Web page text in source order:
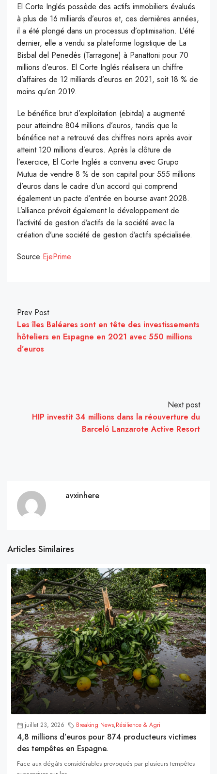
El Corte Inglés possède des actifs immobiliers évalués
à plus de 16 milliards d’euros et, ces dernières années,
il a été plongé dans un processus d’optimisation. L’été
dernier, elle a vendu sa plateforme logistique de La
Bisbal del Penedès (Tarragone) à Panattoni pour 70
millions d’euros. El Corte Inglés réalisera un chiffre
d’affaires de 12 milliards d’euros en 2021, soit 18 % de
moins qu’en 2019.
Le bénéfice brut d’exploitation (ebitda) a augmenté
pour atteindre 804 millions d’euros, tandis que le
bénéfice net a retrouvé des chiffres noirs après avoir
atteint 120 millions d’euros. Après la clôture de
l’exercice, El Corte Inglés a convenu avec Grupo
Mutua de vendre 8 % de son capital pour 555 millions
d’euros dans le cadre d’un accord qui comprend
également un pacte d’entrée en bourse avant 2028.
L’alliance prévoit également le développement de
l’activité de gestion d’actifs de la société avec la
création d’une société de gestion d’actifs spécialisée.
Source EjePrime
Prev Post
Les îles Baléares sont en tête des investissements
hôteliers en Espagne en 2021 avec 550 millions
d’euros
Next post
HIP investit 34 millions dans la réouverture du
Barceló Lanzarote Active Resort
avxinhere
Articles Similaires
juillet 23, 2026 Breaking News,Résilience & Agri
4,8 millions d’euros pour 874 producteurs victimes
des tempêtes en Espagne.
Face aux dégâts considérables provoqués par plusieurs tempêtes